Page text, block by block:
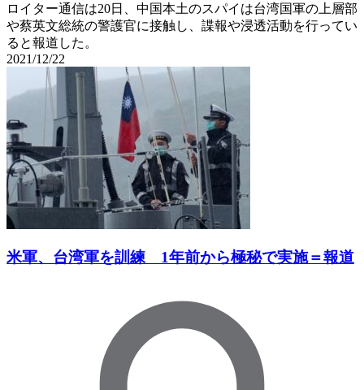
ロイター通信は20日、中国本土のスパイは台湾国軍の上層部
や蔡英文総統の警護官に接触し、諜報や浸透活動を行ってい
ると報道した。
2021/12/22
米軍、台湾軍を訓練 1年前から極秘で実施＝報道